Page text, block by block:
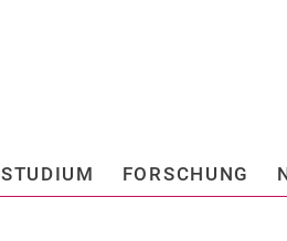
Springe direkt zu:
STUDIUM FORSCHUNG